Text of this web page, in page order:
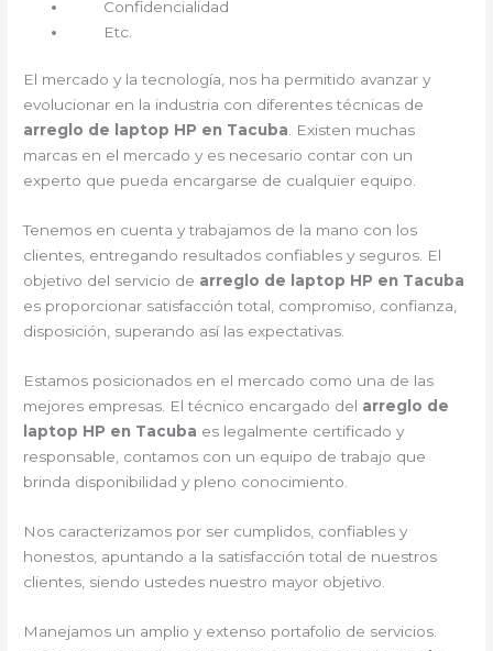
Confidencialidad
Etc.
El mercado y la tecnología, nos ha permitido avanzar y
evolucionar en la industria con diferentes técnicas de
arreglo de laptop HP en Tacuba. Existen muchas
marcas en el mercado y es necesario contar con un
experto que pueda encargarse de cualquier equipo.
Tenemos en cuenta y trabajamos de la mano con los
clientes, entregando resultados confiables y seguros. El
objetivo del servicio de arreglo de laptop HP en Tacuba
es proporcionar satisfacción total, compromiso, confianza,
disposición, superando así las expectativas.
Estamos posicionados en el mercado como una de las
mejores empresas. El técnico encargado del arreglo de
laptop HP en Tacuba es legalmente certificado y
responsable, contamos con un equipo de trabajo que
brinda disponibilidad y pleno conocimiento.
Nos caracterizamos por ser cumplidos, confiables y
honestos, apuntando a la satisfacción total de nuestros
clientes, siendo ustedes nuestro mayor objetivo.
Manejamos un amplio y extenso portafolio de servicios.